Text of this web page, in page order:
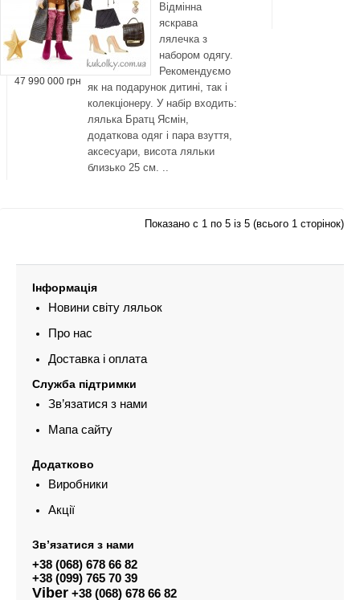
47 990 000 грн
Відмінна
яскрава
лялечка з
набором одягу.
Рекомендуємо
як на подарунок дитині, так і
колекціонеру. У набір входить:
лялька Братц Ясмін,
додаткова одяг і пара взуття,
аксесуари, висота ляльки
близько 25 см. ..
Показано с 1 по 5 із 5 (всього 1 сторінок)
Інформація
Новини світу ляльок
Про нас
Доставка і оплата
Служба підтримки
Зв’язатися з нами
Мапа сайту
Додатково
Виробники
Акції
Зв’язатися з нами
+38 (068) 678 66 82
+38 (099) 765 70 39
Viber +38 (068) 678 66 82